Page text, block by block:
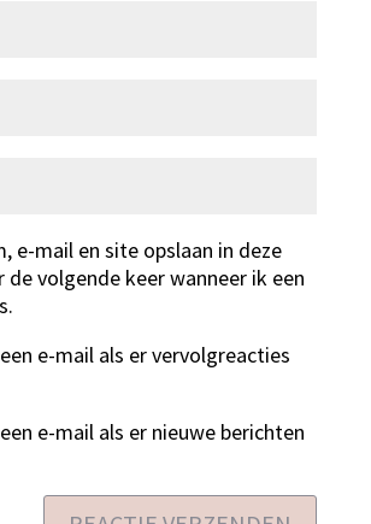
e-mail en site opslaan in deze
de volgende keer wanneer ik een
e-mail als er vervolgreacties
e-mail als er nieuwe berichten